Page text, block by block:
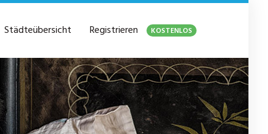
Städteübersicht Registrieren KOSTENLOS